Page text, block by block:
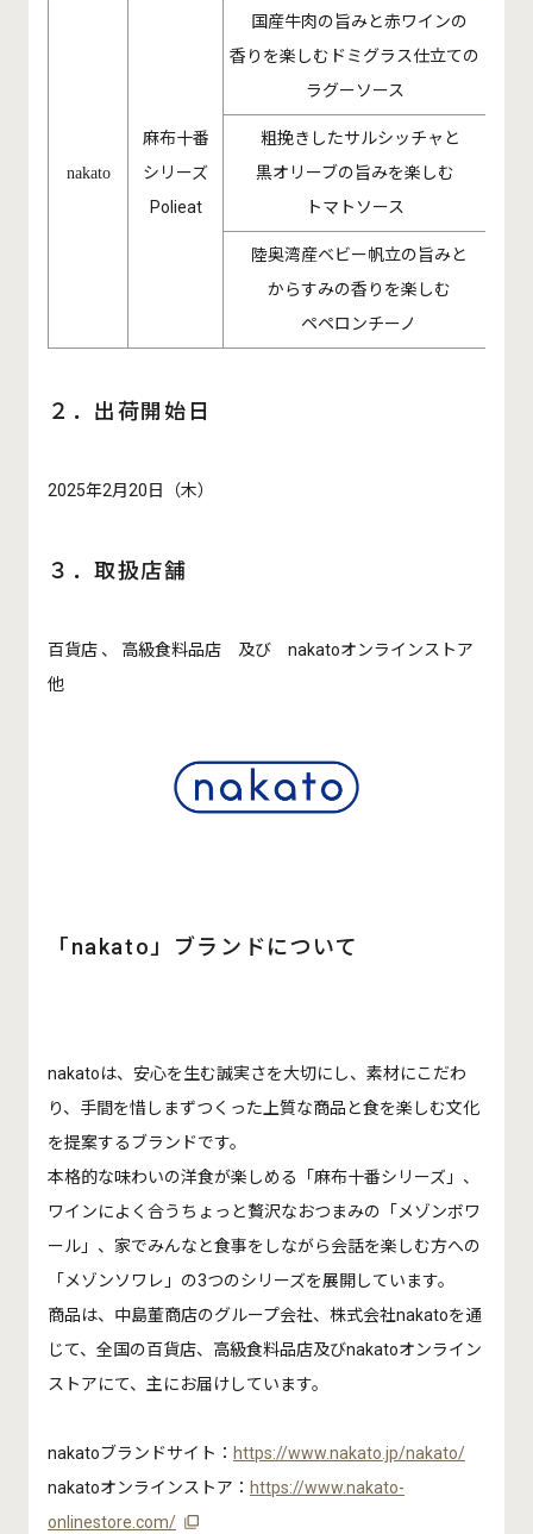
nakato
麻布十番
シリーズ
Polieat
国産牛肉の旨みと赤ワインの
香りを楽しむドミグラス仕立ての
ラグーソース
粗挽きしたサルシッチャと
黒オリーブの旨みを楽しむ
トマトソース
陸奥湾産ベビー帆立の旨みと
からすみの香りを楽しむ
ペペロンチーノ
２．出荷開始日
2025年2月20日（木）
３．取扱店舗
百貨店 、 高級食料品店 及び nakatoオンラインストア
他
「nakato」ブランドについて
nakatoは、安心を生む誠実さを大切にし、素材にこだわ
り、手間を惜しまずつくった上質な商品と食を楽しむ文化
を提案するブランドです。
本格的な味わいの洋食が楽しめる「麻布十番シリーズ」、
ワインによく合うちょっと贅沢なおつまみの「メゾンボワ
ール」、家でみんなと食事をしながら会話を楽しむ方への
「メゾンソワレ」の3つのシリーズを展開しています。
商品は、中島董商店のグループ会社、株式会社nakatoを通
じて、全国の百貨店、高級食料品店及びnakatoオンライン
ストアにて、主にお届けしています。
nakatoブランドサイト： https://www.nakato.jp/nakato/
nakatoオンラインストア： https://www.nakato-
onlinestore.com/